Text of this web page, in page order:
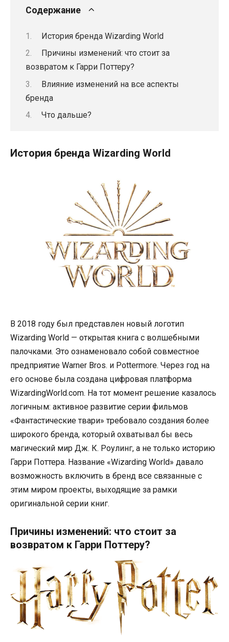
Содержание
История бренда Wizarding World
Причины изменений: что стоит за
возвратом к Гарри Поттеру?
Влияние изменений на все аспекты
бренда
Что дальше?
История бренда Wizarding World
В 2018 году был представлен новый логотип
Wizarding World — открытая книга с волшебными
палочками. Это ознаменовало собой совместное
предприятие Warner Bros. и Pottermore. Через год на
его основе была создана цифровая платформа
WizardingWorld.com. На тот момент решение казалось
логичным: активное развитие серии фильмов
«Фантастические твари» требовало создания более
широкого бренда, который охватывал бы весь
магический мир Дж. К. Роулинг, а не только историю
Гарри Поттера. Название «Wizarding World» давало
возможность включить в бренд все связанные с
этим миром проекты, выходящие за рамки
оригинальной серии книг.
Причины изменений: что стоит за
возвратом к Гарри Поттеру?